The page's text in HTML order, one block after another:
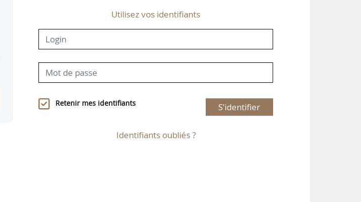
Utilisez vos identifiants
Retenir mes identifiants S'identifier
Identifiants oubliés ?